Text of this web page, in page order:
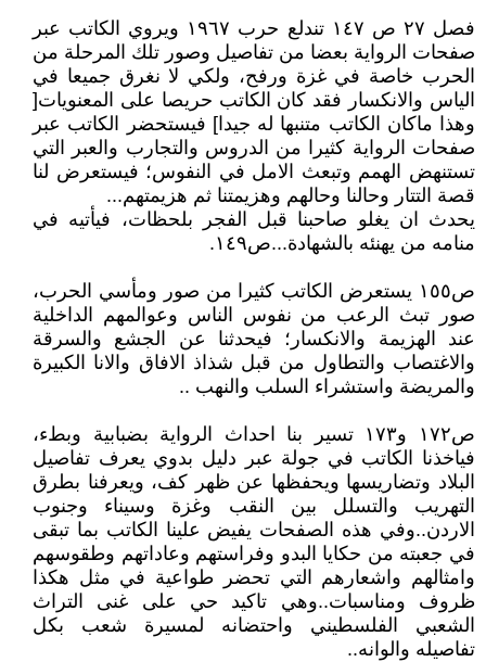
فصل ٢٧ ص ١٤٧ تندلع حرب ١٩٦٧ ويروي الكاتب عبر
صفحات الرواية بعضا من تفاصيل وصور تلك المرحلة من
الحرب خاصة في غزة ورفح، ولكي لا نغرق جميعا في
الياس والانكسار فقد كان الكاتب حريصا على المعنويات[
وهذا ماكان الكاتب متنبها له جيدا] فيستحضر الكاتب عبر
صفحات الرواية كثيرا من الدروس والتجارب والعبر التي
تستنهض الهمم وتبعث الامل في النفوس؛ فيستعرض لنا
قصة التتار وحالنا وحالهم وهزيمتنا ثم هزيمتهم...
يحدث ان يغلو صاحبنا قبل الفجر بلحظات، فيأتيه في
منامه من يهنئه بالشهادة...ص١٤٩.
ص١٥٥ يستعرض الكاتب كثيرا من صور ومأسي الحرب،
صور تبث الرعب من نفوس الناس وعوالمهم الداخلية
عند الهزيمة والانكسار؛ فيحدثنا عن الجشع والسرقة
والاغتصاب والتطاول من قبل شذاذ الافاق والانا الكبيرة
والمريضة واستشراء السلب والنهب ..
ص١٧٢ و١٧٣ تسير بنا احداث الرواية بضبابية وبطء،
فياخذنا الكاتب في جولة عبر دليل بدوي يعرف تفاصيل
البلاد وتضاريسها ويحفظها عن ظهر كف، ويعرفنا بطرق
التهريب والتسلل بين النقب وغزة وسيناء وجنوب
الاردن..وفي هذه الصفحات يفيض علينا الكاتب بما تبقى
في جعبته من حكايا البدو وفراستهم وعاداتهم وطقوسهم
وامثالهم واشعارهم التي تحضر طواعية في مثل هكذا
ظروف ومناسبات..وهي تاكيد حي على غنى التراث
الشعبي الفلسطيني واحتضانه لمسيرة شعب بكل
تفاصيله والوانه..